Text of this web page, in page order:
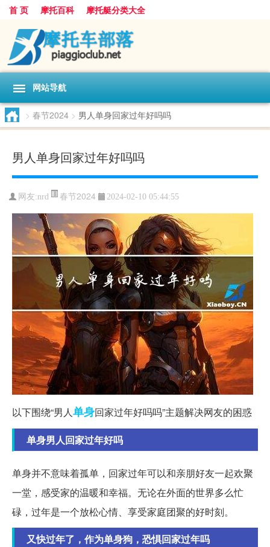
首 页 摩托百科 摩托艇分类大全
网站导航
> 春节2024 > 男人单身回家过年好吗吗
男人单身回家过年好吗吗
网友:nrd 春节2024 2024-02-10 05:44:55
以下围绕“男人单身回家过年好吗吗”主题解决网友的困惑
单身男人回家过年好吗
单身并不意味着孤单，回家过年可以和亲朋好友一起欢聚
一堂，感受家的温暖和幸福。无论在外面的世界多么忙
碌，过年是一个放松心情、享受家庭团聚的好时刻。
又快过年了，作为单身狗，恐惧回家过年吗